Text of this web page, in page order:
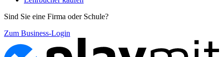
Sind Sie eine Firma oder Schule?
Zum Business-Login